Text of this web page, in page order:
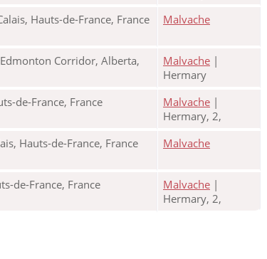
Hauts-de-France, France Malvache
Corridor, Alberta,
Malvache |
Hermary
de-France, France Malvache |
Hermary, 2,
Hauts-de-France, France Malvache
de-France, France Malvache |
Hermary, 2,